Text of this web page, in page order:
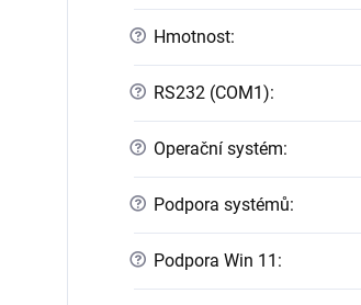
? Hmotnost:
? RS232 (COM1):
? Operační systém:
? Podpora systémů:
? Podpora Win 11 :